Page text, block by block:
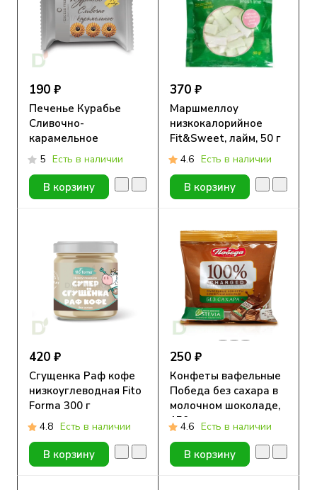
190 ₽
Печенье Курабье
Сливочно-
карамельное
низкоуглеводное
ExcessFree 40гр.
5 Есть в наличии
В корзину
370 ₽
Маршмеллоу
низкокалорийное
Fit&Sweet, лайм, 50 г
4.6 Есть в наличии
В корзину
420 ₽
Сгущенка Раф кофе
низкоуглеводная Fito
Forma 300 г
4.8 Есть в наличии
В корзину
250 ₽
Конфеты вафельные
Победа без сахара в
молочном шоколаде,
150г.
4.6 Есть в наличии
В корзину